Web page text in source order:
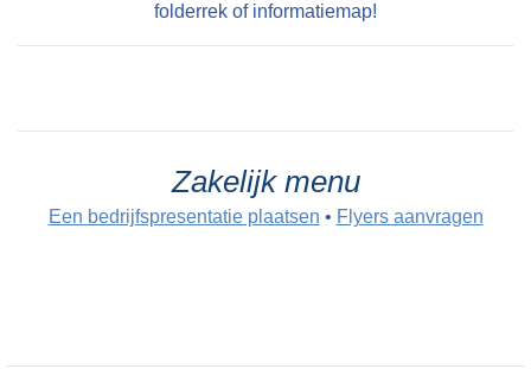
folderrek of informatiemap!
Zakelijk menu
Een bedrijfspresentatie plaatsen • Flyers aanvragen